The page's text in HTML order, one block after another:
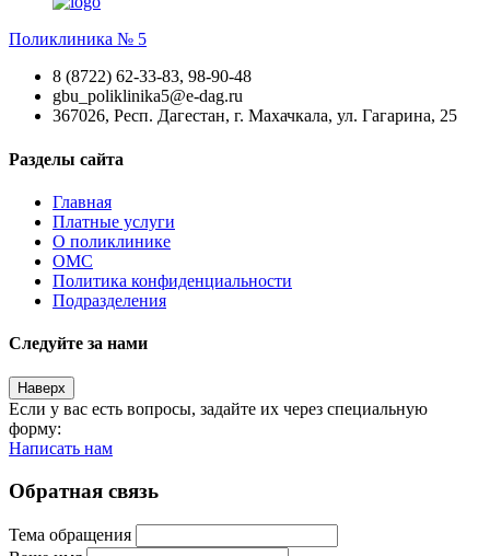
Поликлиника № 5
8 (8722) 62-33-83, 98-90-48
gbu_poliklinika5@e-dag.ru
367026, Респ. Дагестан, г. Махачкала, ул. Гагарина, 25
Разделы сайта
Главная
Платные услуги
О поликлинике
ОМС
Политика конфиденциальности
Подразделения
Следуйте за нами
Наверх
Если у вас есть вопросы, задайте их через специальную
форму:
Написать нам
Обратная связь
Тема обращения